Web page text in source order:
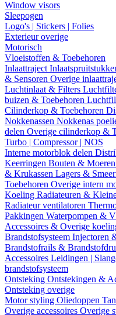
Window visors
Sleepogen
Logo's | Stickers | Folies
Exterieur overige
Motorisch
Vloeistoffen & Toebehoren
Inlaattraject
& Sensoren Overige
Luchtinlaat & Filters
buizen & Toebehoren
Cilinderkop & Toebehoren
Nokkenassen Nokkenas
delen Overige cilinderkop &
Turbo | Compressor | NOS
Interne motorblok delen
Keerringen Bouten & Moeren
& Krukassen Lagers &
Toebehoren Overige intern
Koeling Radiateuren &
Radiateur ventilatoren
Pakkingen Waterpompen &
Accessoires & Overige
Brandstofsysteem Injectoren
Brandstofrails &
Accessoires Leidingen |
brandstofsysteem
Ontsteking Ontstekingen &
Ontsteking overige
Motor styling Oliedoppen
Overige accessoires Overige